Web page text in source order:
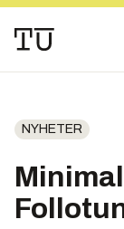
NYHETER